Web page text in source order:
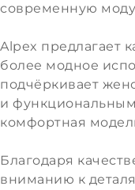
современную
Alpex предлагает
более модное
подчёркивает
и
комфортная
Благодаря
вниманию к